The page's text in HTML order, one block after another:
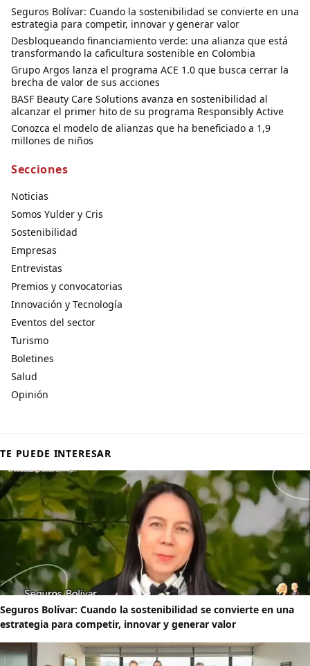
Seguros Bolívar: Cuando la sostenibilidad se convierte en una
estrategia para competir, innovar y generar valor
Desbloqueando financiamiento verde: una alianza que está
transformando la caficultura sostenible en Colombia
Grupo Argos lanza el programa ACE 1.0 que busca cerrar la
brecha de valor de sus acciones
BASF Beauty Care Solutions avanza en sostenibilidad al
alcanzar el primer hito de su programa Responsibly Active
Conozca el modelo de alianzas que ha beneficiado a 1,9
millones de niños
Secciones
Noticias
Somos Yulder y Cris
Sostenibilidad
Empresas
Entrevistas
Premios y convocatorias
Innovación y Tecnología
Eventos del sector
Turismo
Boletines
Salud
Opinión
TE PUEDE INTERESAR
Seguros Bolívar: Cuando la sostenibilidad se convierte en una
estrategia para competir, innovar y generar valor